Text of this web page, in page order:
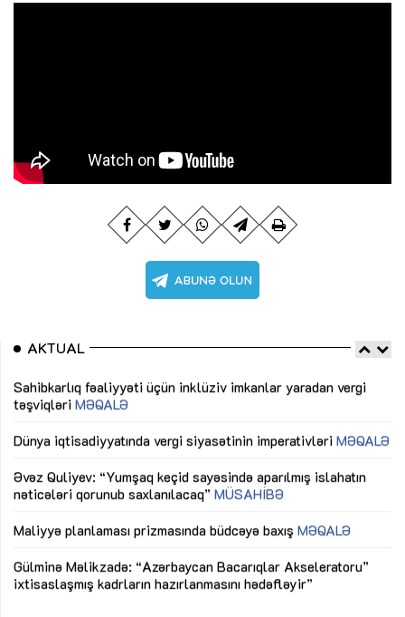
AKTUAL
Sahibkarlıq fəaliyyəti üçün inklüziv imkanlar yaradan vergi
təşviqləriMƏQALƏ
Dünya iqtisadiyyatında vergi siyasətinin imperativləri MƏQALƏ
Əvəz Quliyev: “Yumşaq keçid sayəsində aparılmış islahatın
nəticələri qorunub saxlanılacaq”MÜSAHİBƏ
Maliyyə planlaması prizmasında büdcəyə baxış MƏQALƏ
Gülminə Məlikzadə: “Azərbaycan Bacarıqlar Akseleratoru”
ixtisaslaşmış kadrların hazırlanmasını hədəfləyir”